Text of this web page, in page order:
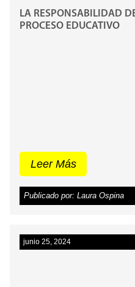
LA RESPONSABILIDAD
PROCESO EDUCATIVO
Leer Más
Publicado por: Laura Ospina
junio 25, 2024